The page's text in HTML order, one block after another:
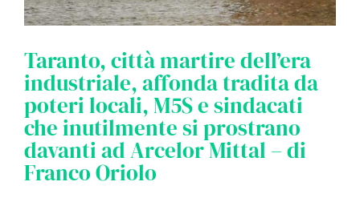
Taranto, città martire dell’era
industriale, affonda tradita da
poteri locali, M5S e sindacati
che inutilmente si prostrano
davanti ad Arcelor Mittal – di
Franco Oriolo